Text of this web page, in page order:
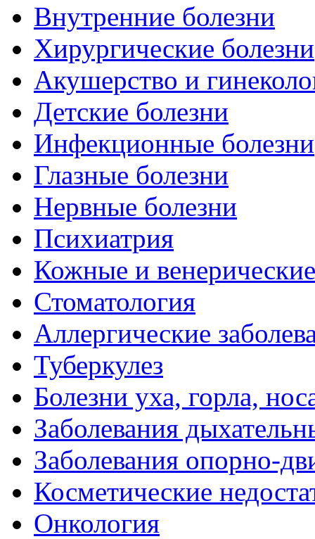
Внутренние болезни
Хирургические болезни
Акушерство и
Детские болезни
Инфекционные болезни
Глазные болезни
Нервные болезни
Психиатрия
Кожные и
Стоматология
Аллергические
Туберкулез
Болезни уха, горла,
Заболевания
Заболевания опорно-
Косметические
Онкология